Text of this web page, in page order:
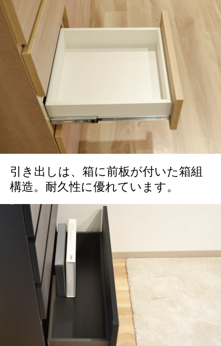
引き出しは、箱に前板が付いた箱組
構造。耐久性に優れています。